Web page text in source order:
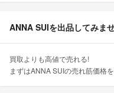
ANNA SUIを出品してみま
買取よりも高値で売れる!
まずはANNA SUIの売れ筋価格